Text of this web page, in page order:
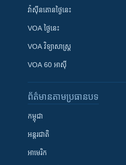
វ៉ាស៊ីនតោន​ថ្ងៃ​នេះ
VOA ថ្ងៃនេះ
VOA ​វិទ្យាសាស្ត្រ
VOA 60 អាស៊ី
ព័ត៌មាន​តាមប្រធានបទ​
កម្ពុជា
អន្តរជាតិ
អាមេរិក